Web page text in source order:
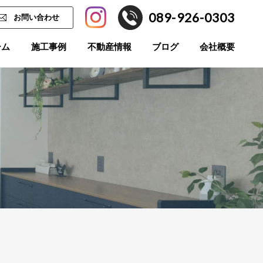
施工事例 不動産情報 ブログ 会社概要
お問い合わせ 089-926-0303